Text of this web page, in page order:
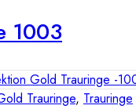
1003
Trauringe, Trauringe